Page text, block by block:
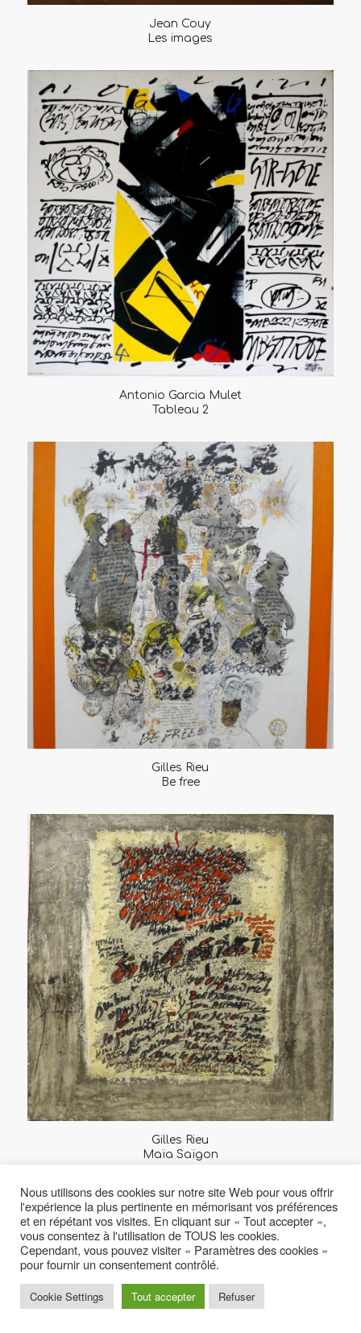
Jean Couy
Les images
Antonio Garcia Mulet
Tableau 2
Gilles Rieu
Be free
Gilles Rieu
Maïa Saïgon
Page 1 sur 2
1 2
Nous utilisons des cookies sur notre site Web pour vous offrir
l'expérience la plus pertinente en mémorisant vos préférences
et en répétant vos visites. En cliquant sur « Tout accepter »,
vous consentez à l'utilisation de TOUS les cookies.
Cependant, vous pouvez visiter « Paramètres des cookies »
pour fournir un consentement contrôlé.
Cookie Settings Tout accepter Refuser